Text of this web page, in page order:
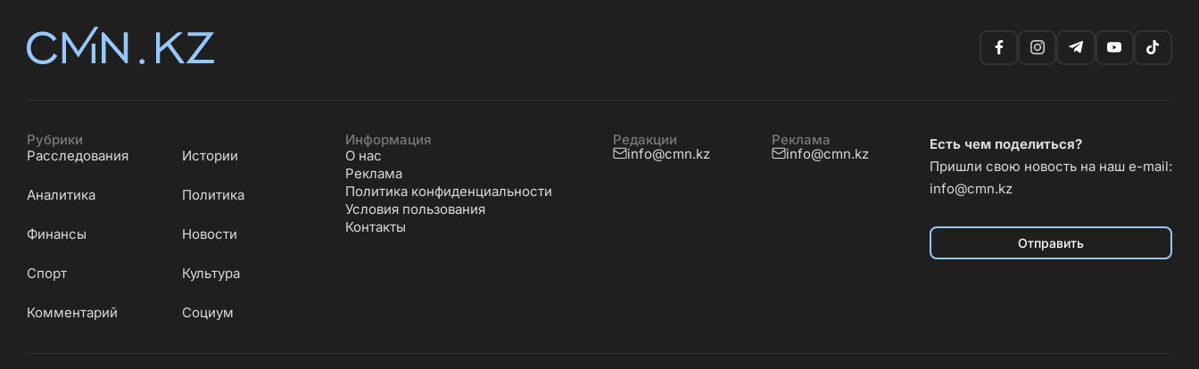
Рубрики
Расследования
Истории
Аналитика Политика
Финансы Новости
Cпорт Культура
Комментарий Социум
Информация
О нас
Реклама
Политика конфиденциальности
Условия пользования
Контакты
Редакции
info@cmn.kz
Реклама
info@cmn.kz
Есть чем поделиться?
Пришли свою новость на наш e-mail:
info@cmn.kz
Отправить